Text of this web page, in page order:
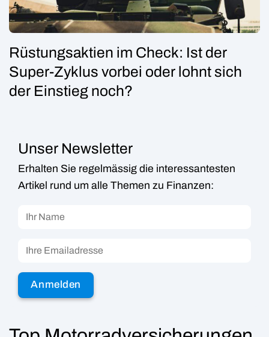
Rüstungsaktien im Check: Ist der
Super-Zyklus vorbei oder lohnt sich
der Einstieg noch?
Unser Newsletter
Erhalten Sie regelmässig die interessantesten
Artikel rund um alle Themen zu Finanzen: